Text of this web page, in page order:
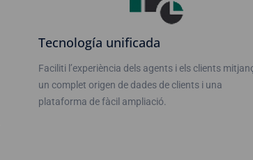
Tecnología unificada
Faciliti l’experiència dels agents i els clients
un complet origen de dades de clients i una
plataforma de fàcil ampliació.